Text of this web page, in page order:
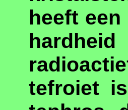
heeft
tefroiet